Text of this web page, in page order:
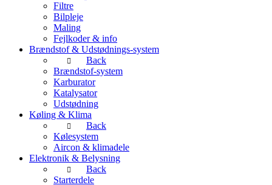
Filtre
Bilpleje
Maling
Fejlkoder & info
Brændstof & Udstødnings-system
Back
Brændstof-system
Karburator
Katalysator
Udstødning
Køling & Klima
Back
Kølesystem
Aircon & klimadele
Elektronik & Belysning
Back
Starterdele